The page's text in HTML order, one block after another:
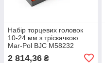
Набір торцевих головок
10-24 мм з тріскачкою
Mar-Pol BJC M58232
2 814,36 ₴